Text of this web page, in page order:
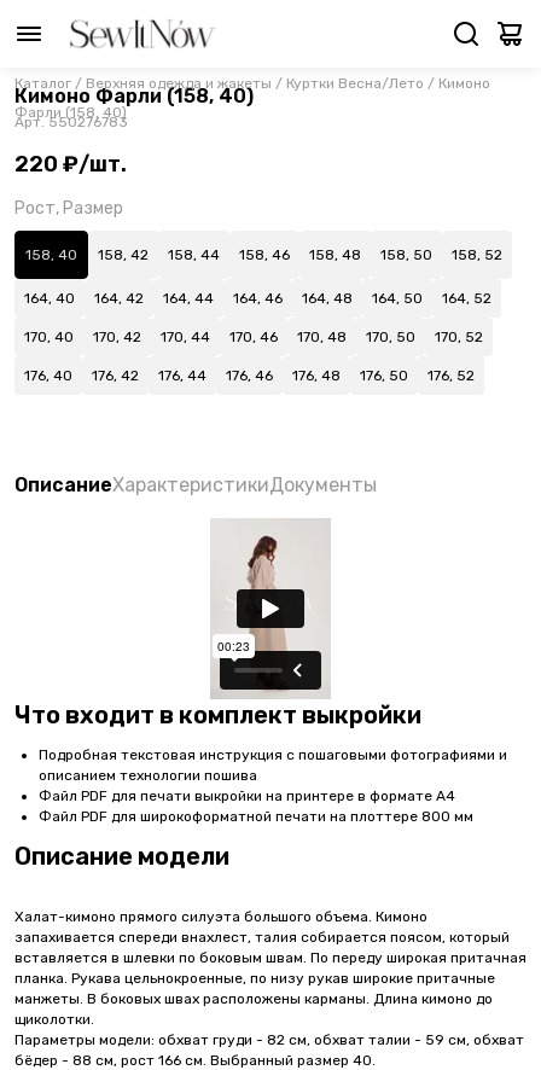
Каталог / Верхняя одежда и жакеты / Куртки Весна/Лето / Кимоно
Фарли (158, 40)
Кимоно Фарли (158, 40)
Арт.550276783
220 ₽/шт.
Рост, Размер
158, 40 158, 42 158, 44 158, 46 158, 48 158, 50 158, 52
164, 40 164, 42 164, 44 164, 46 164, 48 164, 50 164, 52
170, 40 170, 42 170, 44 170, 46 170, 48 170, 50 170, 52
176, 40 176, 42 176, 44 176, 46 176, 48 176, 50 176, 52
ОписаниеХарактеристикиДокументы
Что входит в комплект выкройки
Подробная текстовая инструкция с пошаговыми фотографиями и
описанием технологии пошива
Файл PDF для печати выкройки на принтере в формате А4
Файл PDF для широкоформатной печати на плоттере 800 мм
Описание модели
Халат-кимоно прямого силуэта большого объема. Кимоно
запахивается спереди внахлест, талия собирается поясом, который
вставляется в шлевки по боковым швам. По переду широкая притачная
планка. Рукава цельнокроенные, по низу рукав широкие притачные
манжеты. В боковых швах расположены карманы. Длина кимоно до
щиколотки.
Параметры модели: обхват груди - 82 см, обхват талии - 59 см, обхват
бёдер - 88 см, рост 166 см. Выбранный размер 40.